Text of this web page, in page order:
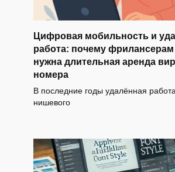
Цифровая мобильность и
работа: почему
нужна длительная аренда
номера
В последние годы удалённая
нишевого